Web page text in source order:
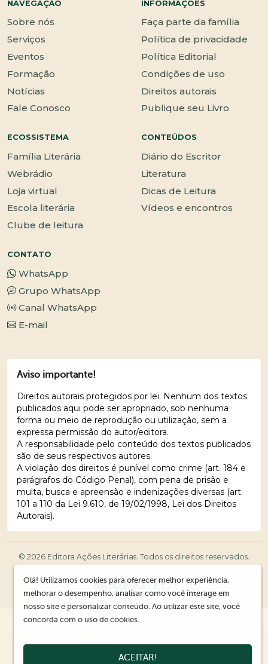
NAVEGAÇÃO
Sobre nós
Serviços
Eventos
Formação
Notícias
Fale Conosco
INFORMAÇÕES
Faça parte da família
Política de privacidade
Política Editorial
Condições de uso
Direitos autorais
Publique seu Livro
ECOSSISTEMA
Família Literária
Webrádio
Loja virtual
Escola literária
Clube de leitura
CONTEÚDOS
Diário do Escritor
Literatura
Dicas de Leitura
Vídeos e encontros
CONTATO
WhatsApp
Grupo WhatsApp
Canal WhatsApp
E-mail
Aviso importante!
Direitos autorais protegidos por lei. Nenhum dos textos
publicados aqui pode ser apropriado, sob nenhuma
forma ou meio de reprodução ou utilização, sem a
expressa permissão do autor/editora.
A responsabilidade pelo conteúdo dos textos publicados
são de seus respectivos autores.
A violação dos direitos é punível como crime (art. 184 e
parágrafos do Código Penal), com pena de prisão e
multa, busca e apreensão e indenizações diversas (art.
101 a 110 da Lei 9.610, de 19/02/1998, Lei dos Direitos
Autorais).
© 2026 Editora Ações Literárias. Todos os direitos reservados.
Olá! Utilizamos cookies para oferecer melhor experiência,
melhorar o desempenho, analisar como você interage em
nosso site e personalizar conteúdo. Ao utilizar este site, você
concorda com o uso de cookies.
ACEITAR!